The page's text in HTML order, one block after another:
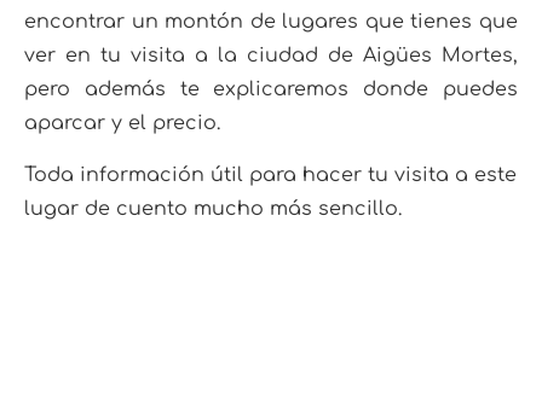
encontrar un montón de lugares que tienes que
ver en tu visita a la ciudad de Aigües Mortes,
pero además te explicaremos donde puedes
aparcar y el precio.
Toda información útil para hacer tu visita a este
lugar de cuento mucho más sencillo.